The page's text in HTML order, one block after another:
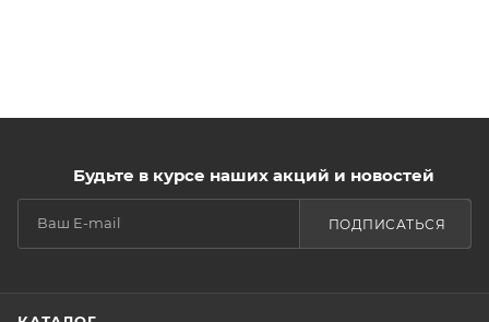
Будьте в курсе наших акций и новостей
ПОДПИСАТЬСЯ